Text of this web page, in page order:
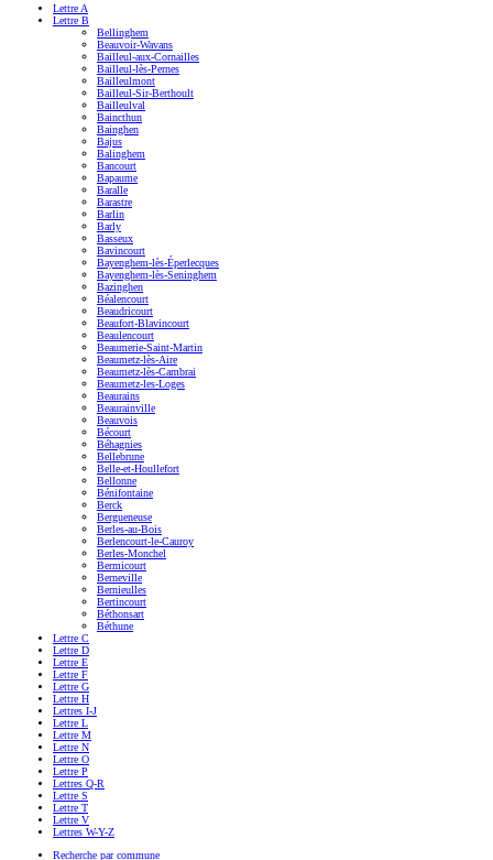
Lettre A
Lettre B
Bellinghem
Beauvoir-Wavans
Bailleul-aux-Cornailles
Bailleul-lès-Pernes
Bailleulmont
Bailleul-Sir-Berthoult
Bailleulval
Baincthun
Bainghen
Bajus
Balinghem
Bancourt
Bapaume
Baralle
Barastre
Barlin
Barly
Basseux
Bavincourt
Bayenghem-lès-Éperlecques
Bayenghem-lès-Seninghem
Bazinghen
Béalencourt
Beaudricourt
Beaufort-Blavincourt
Beaulencourt
Beaumerie-Saint-Martin
Beaumetz-lès-Aire
Beaumetz-lès-Cambrai
Beaumetz-les-Loges
Beaurains
Beaurainville
Beauvois
Bécourt
Béhagnies
Bellebrune
Belle-et-Houllefort
Bellonne
Bénifontaine
Berck
Bergueneuse
Berles-au-Bois
Berlencourt-le-Cauroy
Berles-Monchel
Bermicourt
Berneville
Bernieulles
Bertincourt
Béthonsart
Béthune
Lettre C
Lettre D
Lettre E
Lettre F
Lettre G
Lettre H
Lettres I-J
Lettre L
Lettre M
Lettre N
Lettre O
Lettre P
Lettres Q-R
Lettre S
Lettre T
Lettre V
Lettres W-Y-Z
Recherche par commune